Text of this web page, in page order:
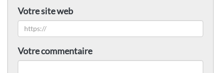
Votre site web
Votre commentaire